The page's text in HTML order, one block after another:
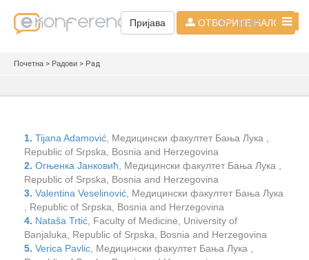
Пријава ОТВОРИТЕ НАЛОГ
СР - ЋИР
Почетна > Радови > Рад
1. Tijana Adamović , Медицински факултет Бања Лука ,
Republic of Srpska, Bosnia and Herzegovina
2. Огњенка Јанковић , Медицински факултет Бања Лука ,
Republic of Srpska, Bosnia and Herzegovina
3. Valentina Veselinović , Медицински факултет Бања Лука
, Republic of Srpska, Bosnia and Herzegovina
4. Nataša Trtić , Faculty of Medicine, University of
Banjaluka, Republic of Srpska, Bosnia and Herzegovina
5. Verica Pavlic , Медицински факултет Бања Лука ,